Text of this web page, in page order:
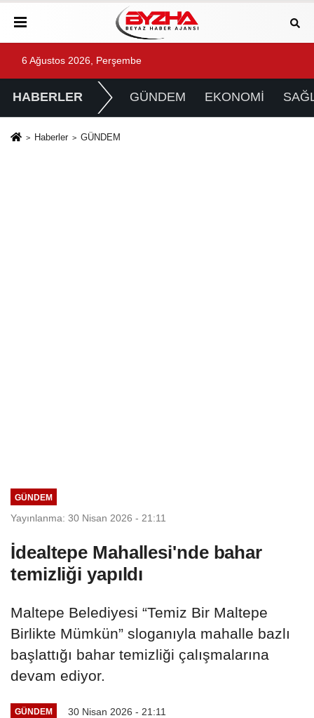
6 Ağustos 2026, Perşembe
HABERLER GÜNDEM EKONOMİ
Haberler GÜNDEM
GÜNDEM
Yayınlanma: 30 Nisan 2026 - 21:11
İdealtepe Mahallesi'nde bahar
temizliği yapıldı
Maltepe Belediyesi “Temiz Bir Maltepe
Birlikte Mümkün” sloganıyla mahalle bazlı
başlattığı bahar temizliği çalışmalarına
devam ediyor.
GÜNDEM 30 Nisan 2026 - 21:11